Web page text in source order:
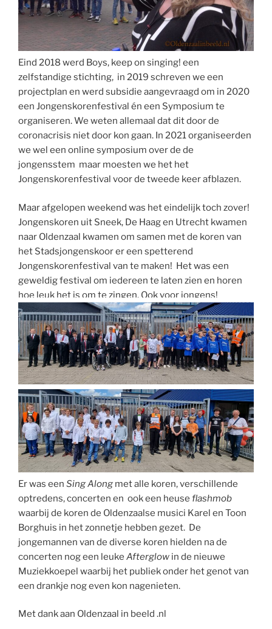
Eind 2018 werd Boys, keep on singing! een
zelfstandige stichting, in 2019 schreven we een
projectplan en werd subsidie aangevraagd om in 2020
een Jongenskorenfestival én een Symposium te
organiseren. We weten allemaal dat dit door de
coronacrisis niet door kon gaan. In 2021 organiseerden
we wel een online symposium over de de
jongensstem maar moesten we het het
Jongenskorenfestival voor de tweede keer afblazen.
Maar afgelopen weekend was het eindelijk toch zover!
Jongenskoren uit Sneek, De Haag en Utrecht kwamen
naar Oldenzaal kwamen om samen met de koren van
het Stadsjongenskoor er een spetterend
Jongenskorenfestival van te maken! Het was een
geweldig festival om iedereen te laten zien en horen
hoe leuk het is om te zingen. Ook voor jongens!
Er was een Sing Along met alle koren, verschillende
optredens, concerten en ook een heuse flashmob
waarbij de koren de Oldenzaalse musici Karel en Toon
Borghuis in het zonnetje hebben gezet. De
jongemannen van de diverse koren hielden na de
concerten nog een leuke Afterglow in de nieuwe
Muziekkoepel waarbij het publiek onder het genot van
een drankje nog even kon nagenieten.
Met dank aan Oldenzaal in beeld .nl